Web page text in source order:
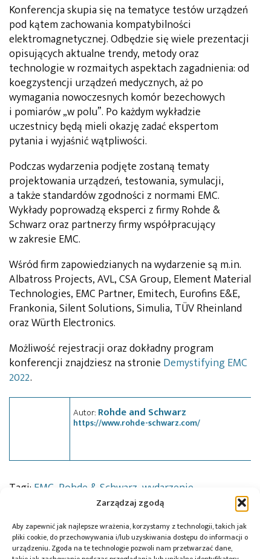
Zarządzaj zgodą
Aby zapewnić jak najlepsze wrażenia, korzystamy z technologii, takich jak
pliki cookie, do przechowywania i/lub uzyskiwania dostępu do informacji o
urządzeniu. Zgoda na te technologie pozwoli nam przetwarzać dane,
Konferencja skupia się na tematyce testów urządzeń
pod kątem zachowania kompatybilności
elektromagnetycznej. Odbędzie się wiele prezentacji
opisujących aktualne trendy, metody oraz
technologie w rozmaitych aspektach zagadnienia: od
koegzystencji urządzeń medycznych, aż po
wymagania nowoczesnych komór bezechowych
i pomiarów „w polu”. Po każdym wykładzie
uczestnicy będą mieli okazję zadać ekspertom
pytania i wyjaśnić wątpliwości.
Podczas wydarzenia podjęte zostaną tematy
projektowania urządzeń, testowania, symulacji,
a także standardów zgodności z normami EMC.
Wykłady poprowadzą eksperci z firmy Rohde &
Schwarz oraz partnerzy firmy współpracujący
w zakresie EMC.
Wśród firm zapowiedzianych na wydarzenie są m.in.
Albatross Projects, AVL, CSA Group, Element Material
Technologies, EMC Partner, Emitech, Eurofins E&E,
Frankonia, Silent Solutions, Simulia, TÜV Rheinland
oraz Würth Electronics.
Możliwość rejestracji oraz dokładny program
konferencji znajdziesz na stronie Demystifying EMC
2022.
Autor: Rohde and Schwarz
https://www.rohde-schwarz.com/
Tagi: EMC Rohde & Schwarz wydarzenie
Przeczytaj również: